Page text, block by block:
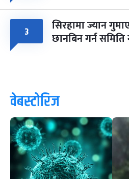
३ सिरहामा ज्यान
छानबिन गर्न
वेबस्टोरिज